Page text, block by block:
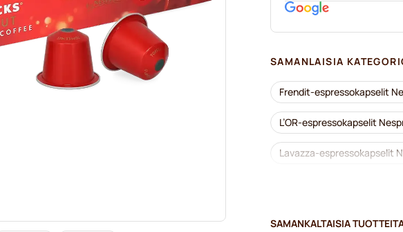
SAMANLAISIA
Frendit-espressokapselit
L’OR-espressokapselit
Lavazza-espressokapselit
Starbucks®-kapselit
SAMANKALTAISIA